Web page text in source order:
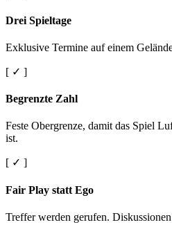
Drei Spieltage
Exklusive Termine auf einem
[ ✓ ]
Begrenzte Zahl
Feste Obergrenze, damit das Spiel
ist.
[ ✓ ]
Fair Play statt Ego
Treffer werden gerufen.